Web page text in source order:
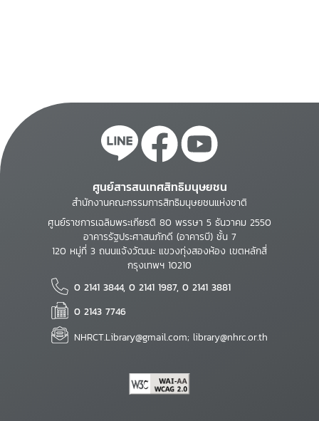
ศูนย์สารสนเทศสิทธิมนุษยชน
สำนักงานคณะกรรมการสิทธิมนุษยชนแห่งชาติ
ศูนย์ราชการเฉลิมพระเกียรติ 80 พรรษา 5 ธันวาคม 2550
อาคารรัฐประศาสนภักดี (อาคารบี) ชั้น 7
120 หมู่ที่ 3 ถนนแจ้งวัฒนะ แขวงทุ่งสองห้อง เขตหลักสี่
กรุงเทพฯ 10210
0 2141 3844, 0 2141 1987, 0 2141 3881
0 2143 7746
NHRCT.Library@gmail.com; library@nhrc.or.th